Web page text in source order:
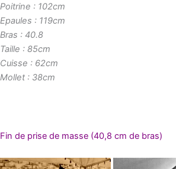
Poitrine : 102cm
Epaules : 119cm
Bras : 40.8
Taille : 85cm
Cuisse : 62cm
Mollet : 38cm
Fin de prise de masse (40,8 cm de bras)